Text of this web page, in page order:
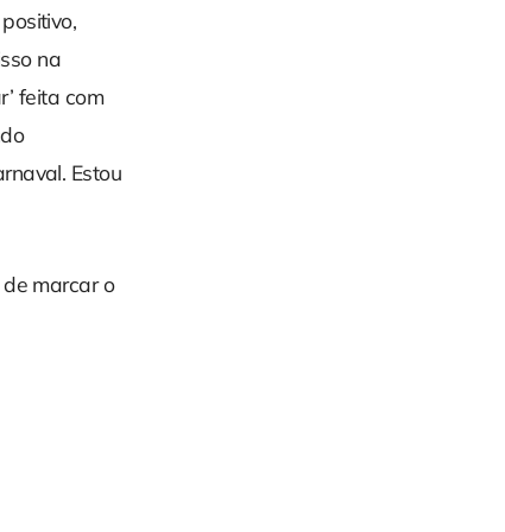
na
feita com
Estou
marcar o